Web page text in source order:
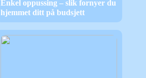
Enkel oppussing – slik fornyer du
hjemmet ditt på budsjett